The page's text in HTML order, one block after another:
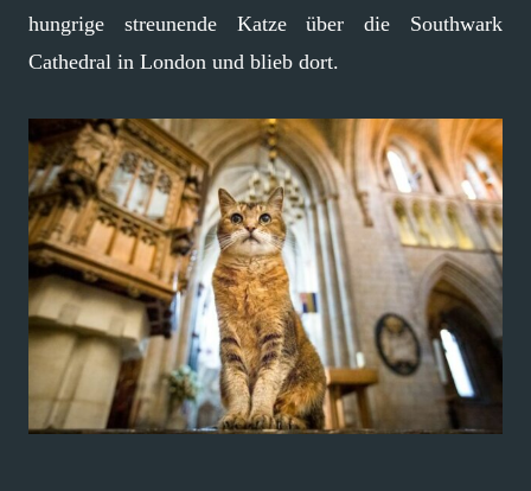
hungrige streunende Katze über die Southwark
Cathedral in London und blieb dort.